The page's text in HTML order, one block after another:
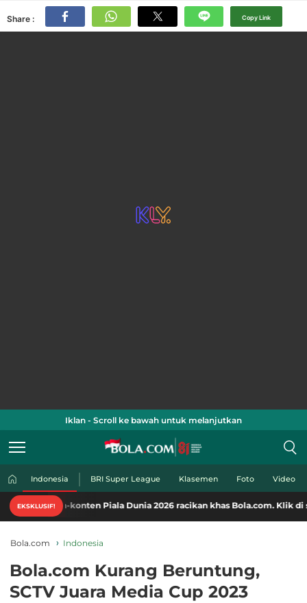
Share : Copy Link
Iklan - Scroll ke bawah untuk melanjutkan
Indonesia BRI Super League Klasemen Foto Video
EKSKLUSIF!
Piala Dunia 2026 racikan khas Bola.com. Klik di sini!
Bola.com Indonesia
Bola.com Kurang Beruntung,
SCTV Juara Media Cup 2023